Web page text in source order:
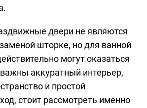
двери не являются
шторке, но для ванной
могут оказаться
аккуратный интерьер,
и простой
стоит рассмотреть именно